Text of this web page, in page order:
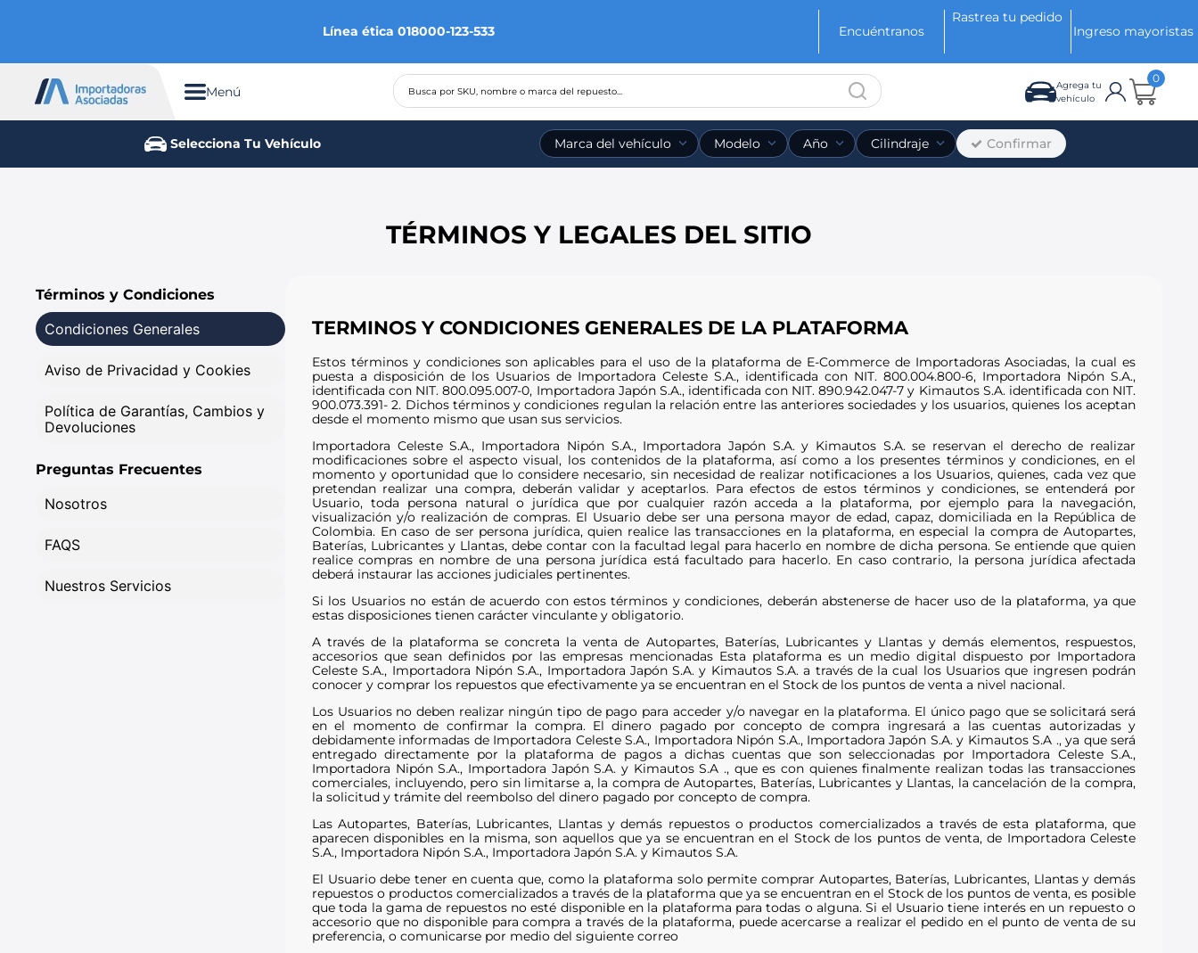
Línea ética 018000-123-533 Encuéntranos
Rastrea tu pedido
Ingreso mayoristas
Menú
Busca por SKU, nombre o marca del repuesto...
Agrega tu
vehículo
0
Selecciona Tu Vehículo Marca del vehículo Modelo Año Cilindraje Confirmar
TÉRMINOS Y LEGALES DEL SITIO
Términos y Condiciones
Condiciones Generales
Aviso de Privacidad y Cookies
Política de Garantías, Cambios y
Devoluciones
Preguntas Frecuentes
Nosotros
FAQS
Nuestros Servicios
TERMINOS Y CONDICIONES GENERALES DE LA PLATAFORMA
Estos términos y condiciones son aplicables para el uso de la plataforma de E-Commerce de Importadoras Asociadas, la cual es
puesta a disposición de los Usuarios de Importadora Celeste S.A., identificada con NIT. 800.004.800-6, Importadora Nipón S.A.,
identificada con NIT. 800.095.007-0, Importadora Japón S.A., identificada con NIT. 890.942.047-7 y Kimautos S.A. identificada con NIT.
900.073.391- 2. Dichos términos y condiciones regulan la relación entre las anteriores sociedades y los usuarios, quienes los aceptan
desde el momento mismo que usan sus servicios.
Importadora Celeste S.A., Importadora Nipón S.A., Importadora Japón S.A. y Kimautos S.A. se reservan el derecho de realizar
modificaciones sobre el aspecto visual, los contenidos de la plataforma, así como a los presentes términos y condiciones, en el
momento y oportunidad que lo considere necesario, sin necesidad de realizar notificaciones a los Usuarios, quienes, cada vez que
pretendan realizar una compra, deberán validar y aceptarlos. Para efectos de estos términos y condiciones, se entenderá por
Usuario, toda persona natural o jurídica que por cualquier razón acceda a la plataforma, por ejemplo para la navegación,
visualización y/o realización de compras. El Usuario debe ser una persona mayor de edad, capaz, domiciliada en la República de
Colombia. En caso de ser persona jurídica, quien realice las transacciones en la plataforma, en especial la compra de Autopartes,
Baterías, Lubricantes y Llantas, debe contar con la facultad legal para hacerlo en nombre de dicha persona. Se entiende que quien
realice compras en nombre de una persona jurídica está facultado para hacerlo. En caso contrario, la persona jurídica afectada
deberá instaurar las acciones judiciales pertinentes.
Si los Usuarios no están de acuerdo con estos términos y condiciones, deberán abstenerse de hacer uso de la plataforma, ya que
estas disposiciones tienen carácter vinculante y obligatorio.
A través de la plataforma se concreta la venta de Autopartes, Baterías, Lubricantes y Llantas y demás elementos, respuestos,
accesorios que sean definidos por las empresas mencionadas Esta plataforma es un medio digital dispuesto por Importadora
Celeste S.A., Importadora Nipón S.A., Importadora Japón S.A. y Kimautos S.A. a través de la cual los Usuarios que ingresen podrán
conocer y comprar los repuestos que efectivamente ya se encuentran en el Stock de los puntos de venta a nivel nacional.
Los Usuarios no deben realizar ningún tipo de pago para acceder y/o navegar en la plataforma. El único pago que se solicitará será
en el momento de confirmar la compra. El dinero pagado por concepto de compra ingresará a las cuentas autorizadas y
debidamente informadas de Importadora Celeste S.A., Importadora Nipón S.A., Importadora Japón S.A. y Kimautos S.A ., ya que será
entregado directamente por la plataforma de pagos a dichas cuentas que son seleccionadas por Importadora Celeste S.A.,
Importadora Nipón S.A., Importadora Japón S.A. y Kimautos S.A ., que es con quienes finalmente realizan todas las transacciones
comerciales, incluyendo, pero sin limitarse a, la compra de Autopartes, Baterías, Lubricantes y Llantas, la cancelación de la compra,
la solicitud y trámite del reembolso del dinero pagado por concepto de compra.
Las Autopartes, Baterías, Lubricantes, Llantas y demás repuestos o productos comercializados a través de esta plataforma, que
aparecen disponibles en la misma, son aquellos que ya se encuentran en el Stock de los puntos de venta, de Importadora Celeste
S.A., Importadora Nipón S.A., Importadora Japón S.A. y Kimautos S.A.
El Usuario debe tener en cuenta que, como la plataforma solo permite comprar Autopartes, Baterías, Lubricantes, Llantas y demás
repuestos o productos comercializados a través de la plataforma que ya se encuentran en el Stock de los puntos de venta, es posible
que toda la gama de repuestos no esté disponible en la plataforma para todas o alguna. Si el Usuario tiene interés en un repuesto o
accesorio que no disponible para compra a través de la plataforma, puede acercarse a realizar el pedido en el punto de venta de su
preferencia, o comunicarse por medio del siguiente correo
TÉRMINOS MÁS BUSCADOS
chevrolet
6.
mazda 3
sail
8 .
chevrolet sail
chevrolet spark gt
10. mazda 2